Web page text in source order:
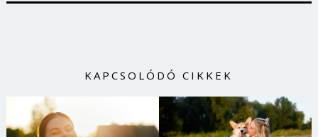
KAPCSOLÓDÓ CIKKEK